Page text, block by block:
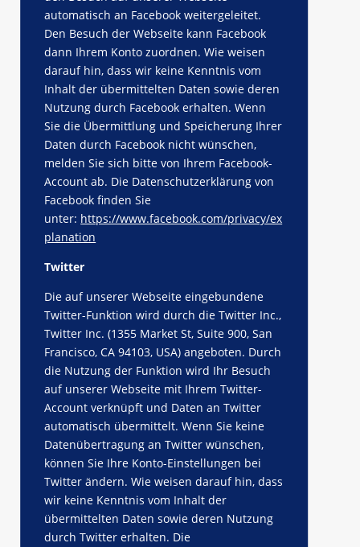
automatisch an Facebook weitergeleitet.
Den Besuch der Webseite kann Facebook
dann Ihrem Konto zuordnen. Wie weisen
darauf hin, dass wir keine Kenntnis vom
Inhalt der übermittelten Daten sowie deren
Nutzung durch Facebook erhalten. Wenn
Sie die Übermittlung und Speicherung Ihrer
Daten durch Facebook nicht wünschen,
melden Sie sich bitte von Ihrem Facebook-
Account ab. Die Datenschutzerklärung von
Facebook finden Sie
unter: https://www.facebook.com/privacy/ex
planation
Twitter
Die auf unserer Webseite eingebundene
Twitter-Funktion wird durch die Twitter Inc.,
Twitter Inc. (1355 Market St, Suite 900, San
Francisco, CA 94103, USA) angeboten. Durch
die Nutzung der Funktion wird Ihr Besuch
auf unserer Webseite mit Ihrem Twitter-
Account verknüpft und Daten an Twitter
automatisch übermittelt. Wenn Sie keine
Datenübertragung an Twitter wünschen,
können Sie Ihre Konto-Einstellungen bei
Twitter ändern. Wie weisen darauf hin, dass
wir keine Kenntnis vom Inhalt der
übermittelten Daten sowie deren Nutzung
durch Twitter erhalten. Die